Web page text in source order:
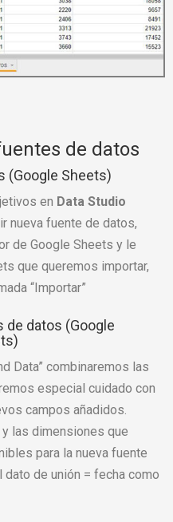
de datos
(Google Sheets)
en Data Studio
nueva fuente de datos,
de Google Sheets y le
que queremos importar,
“Importar”
de datos (Google
Data” combinaremos las
especial cuidado con
campos añadidos.
las dimensiones que
para la nueva fuente
de unión = fecha como